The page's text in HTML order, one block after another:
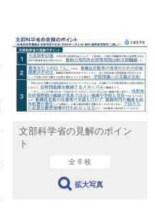
文部科学省の見解のポイン
ト
全 8 枚
拡大写真